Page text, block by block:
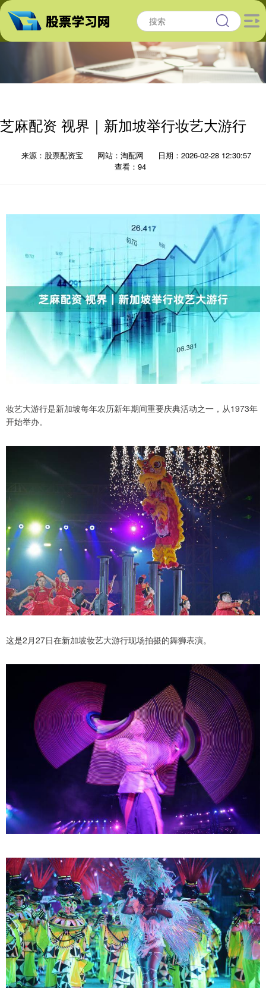
芝麻配资 视界｜新加坡举行妆艺大游行
来源：股票配资宝 网站：淘配网
日期：2026-02-28 12:30:57
查看：94
妆艺大游行是新加坡每年农历新年期间重要庆典活动之一，从1973年
开始举办。
这是2月27日在新加坡妆艺大游行现场拍摄的舞狮表演。